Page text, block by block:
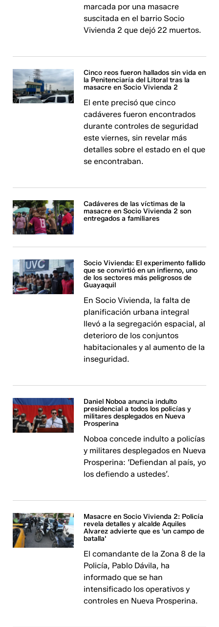
marcada por una masacre
suscitada en el barrio Socio
Vivienda 2 que dejó 22 muertos.
Cinco reos fueron hallados sin vida en
la Penitenciaría del Litoral tras la
masacre en Socio Vivienda 2
El ente precisó que cinco
cadáveres fueron encontrados
durante controles de seguridad
este viernes, sin revelar más
detalles sobre el estado en el que
se encontraban.
Cadáveres de las víctimas de la
masacre en Socio Vivienda 2 son
entregados a familiares
Socio Vivienda: El experimento fallido
que se convirtió en un infierno, uno
de los sectores más peligrosos de
Guayaquil
En Socio Vivienda, la falta de
planificación urbana integral
llevó a la segregación espacial, al
deterioro de los conjuntos
habitacionales y al aumento de la
inseguridad.
Daniel Noboa anuncia indulto
presidencial a todos los policías y
militares desplegados en Nueva
Prosperina
Noboa concede indulto a policías
y militares desplegados en Nueva
Prosperina: ‘Defiendan al país, yo
los defiendo a ustedes’.
Masacre en Socio Vivienda 2: Policía
revela detalles y alcalde Aquiles
Alvarez advierte que es 'un campo de
batalla'
El comandante de la Zona 8 de la
Policía, Pablo Dávila, ha
informado que se han
intensificado los operativos y
controles en Nueva Prosperina.